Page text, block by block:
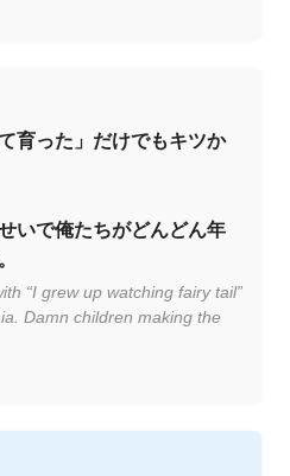
育った」だけでもキツか
いで俺たちがどんどん年
“I grew up watching fairy tail”
Damn children making the